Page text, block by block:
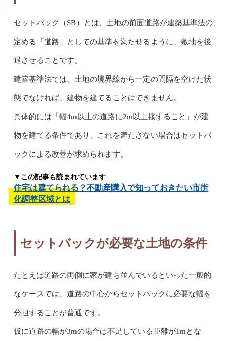
セットバック（SB）とは、土地の前面道路が建築基準法の
定める「道路」としての基準を満たせるように、敷地を後
退させることです。
建築基準法では、土地の境界線から一定の間隔を空けた状
態でなければ、建物を建てることはできません。
具体的には「幅4m以上の道路に2m以上接すること」が建
物を建てる条件であり、これを満たさない場合はセットバ
ックによる改善が求められます。
▼この記事も読まれています
住宅は建てられる？不動産購入で知っておきたい市街
化調整区域とは
セットバックが必要な土地の条件
たとえば道路の両側に家が建ち並んでいるといった一般的
なケースでは、道路の中心からセットバックに必要な幅を
分担することが普通です。
仮に道路の幅が3mの場合は不足している距離が1mとな